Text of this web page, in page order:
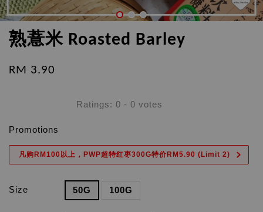
熟薏米 Roasted Barley
RM 3.90
Ratings: 0 - 0 votes
Promotions
凡购RM100以上，PWP超特红枣300G特价RM5.90 (Limit 2)
Size 50G 100G